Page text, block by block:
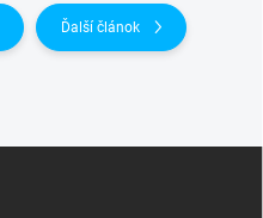
Ďalší článok